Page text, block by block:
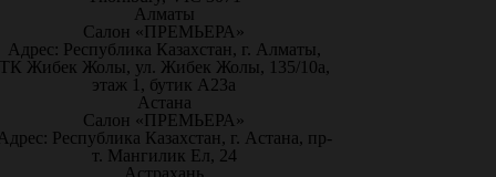
Алматы
Салон «ПРЕМЬЕРА»
Адрес: Республика Казахстан, г. Алматы,
Жибек Жолы, ул. Жибек Жолы, 135/10а,
этаж 1, бутик А23а
Астана
Салон «ПРЕМЬЕРА»
Республика Казахстан, г. Астана, пр-
т. Мангилик Ел, 24
Астрахань